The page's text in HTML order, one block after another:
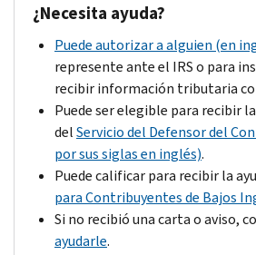
overpayment
on
your
account.
After
the
refund
statute
expiration
date
(RSED)
weeks.
¿Necesita ayuda?
Puede autorizar a alguien (en
represente ante el IRS o para
recibir información tributaria
Puede ser elegible para recibir
delServicio del Defensor del
por sus siglas en inglés).
Puede calificar para recibir la
para Contribuyentes de Bajos
Si no recibió una carta o aviso,
ayudarle.